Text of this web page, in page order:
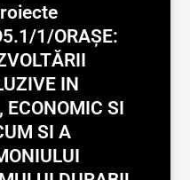
1/ORAȘE:
IN
ECONOMIC SI
SI A